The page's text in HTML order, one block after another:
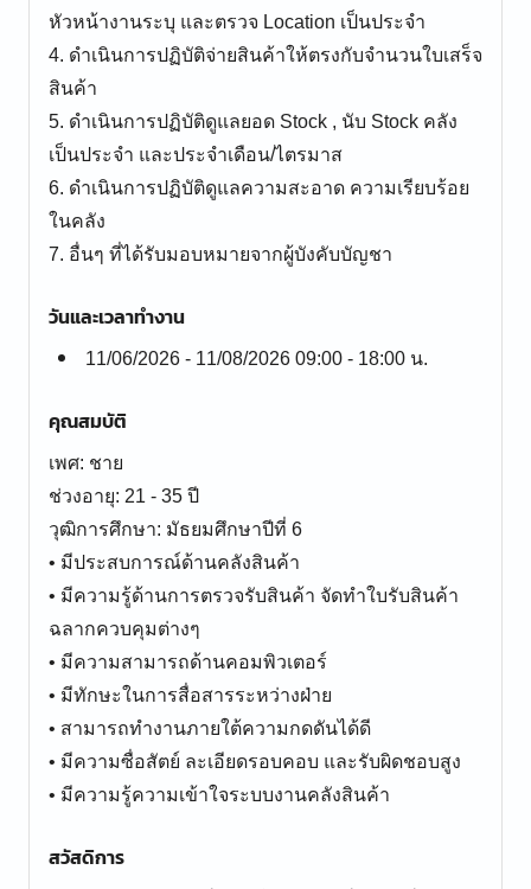
หัวหน้างานระบุ และตรวจ Location เป็นประจำ
4. ดำเนินการปฏิบัติจ่ายสินค้าให้ตรงกับจำนวนใบเสร็จ
สินค้า
5. ดำเนินการปฏิบัติดูแลยอด Stock , นับ Stock คลัง
เป็นประจำ และประจำเดือน/ไตรมาส
6. ดำเนินการปฏิบัติดูแลความสะอาด ความเรียบร้อย
ในคลัง
7. อื่นๆ ที่ได้รับมอบหมายจากผู้บังคับบัญชา
วันและเวลาทำงาน
11/06/2026 - 11/08/2026 09:00 - 18:00 น.
คุณสมบัติ
เพศ: ชาย
ช่วงอายุ: 21 - 35 ปี
วุฒิการศึกษา: มัธยมศึกษาปีที่ 6
• มีประสบการณ์ด้านคลังสินค้า
• มีความรู้ด้านการตรวจรับสินค้า จัดทำใบรับสินค้า
ฉลากควบคุมต่างๆ
• มีความสามารถด้านคอมพิวเตอร์
• มีทักษะในการสื่อสารระหว่างฝ่าย
• สามารถทำงานภายใต้ความกดดันได้ดี
• มีความซื่อสัตย์ ละเอียดรอบคอบ และรับผิดชอบสูง
• มีความรู้ความเข้าใจระบบงานคลังสินค้า
สวัสดิการ